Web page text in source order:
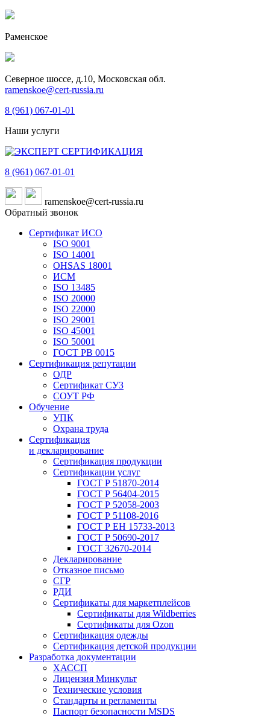
Раменское
Северное шоссе, д.10, Московская обл.
ramenskoe@cert-russia.ru
8 (961) 067-01-01
Наши услуги
8 (961) 067-01-01
ramenskoe@cert-russia.ru
Обратный звонок
Сертификат ИСО
ISO 9001
ISO 14001
OHSAS 18001
ИСМ
ISO 13485
ISO 20000
ISO 22000
ISO 29001
ISO 45001
ISO 50001
ГОСТ РВ 0015
Сертификация репутации
ОДР
Сертификат СУЗ
СОУТ РФ
Обучение
УПК
Охрана труда
Сертификация
и декларирование
Сертификация продукции
Сертификации услуг
ГОСТ Р 51870-2014
ГОСТ Р 56404-2015
ГОСТ Р 52058-2003
ГОСТ Р 51108-2016
ГОСТ Р ЕН 15733-2013
ГОСТ Р 50690-2017
ГОСТ 32670-2014
Декларирование
Отказное письмо
СГР
РДИ
Сертификаты для маркетплейсов
Сертификаты для Wildberries
Сертификаты для Ozon
Сертификация одежды
Сертификация детской продукции
Разработка документации
ХАССП
Лицензия Минкульт
Технические условия
Стандарты и регламенты
Паспорт безопасности MSDS